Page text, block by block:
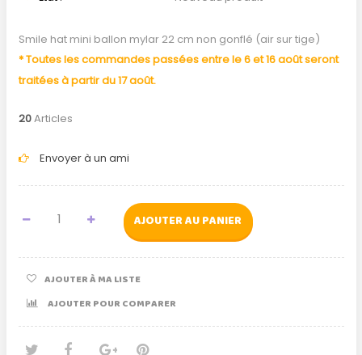
Smile hat mini ballon mylar 22 cm non gonflé (air sur tige)
* Toutes les commandes passées entre le 6 et 16 août seront
traitées à partir du 17 août.
20Articles
Envoyer à un ami
AJOUTER AU PANIER
AJOUTER À MA LISTE
AJOUTER POUR COMPARER